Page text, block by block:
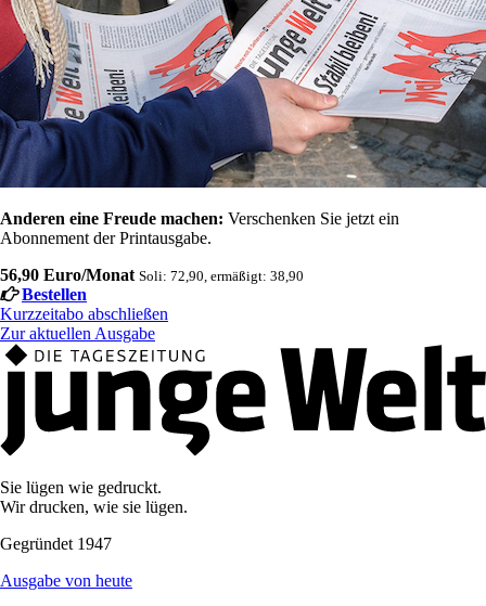
Anderen eine Freude machen: Verschenken Sie jetzt ein
Abonnement der Printausgabe.
56,90 Euro/Monat Soli: 72,90, ermäßigt: 38,90
Bestellen
Kurzzeitabo abschließen
Zur aktuellen Ausgabe
Sie lügen wie gedruckt.
Wir drucken, wie sie lügen.
Gegründet 1947
Ausgabe von heute